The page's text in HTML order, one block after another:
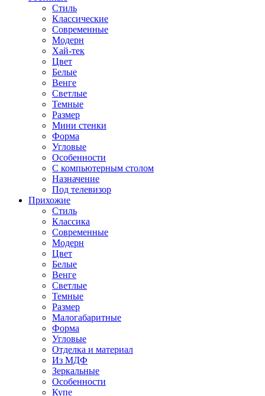
Стиль
Классические
Современные
Модерн
Хай-тек
Цвет
Белые
Венге
Светлые
Темные
Размер
Мини стенки
Форма
Угловые
Особенности
С компьютерным столом
Назначение
Под телевизор
Прихожие
Стиль
Классика
Современные
Модерн
Цвет
Белые
Венге
Светлые
Темные
Размер
Малогабаритные
Форма
Угловые
Отделка и материал
Из МДФ
Зеркальные
Особенности
Купе